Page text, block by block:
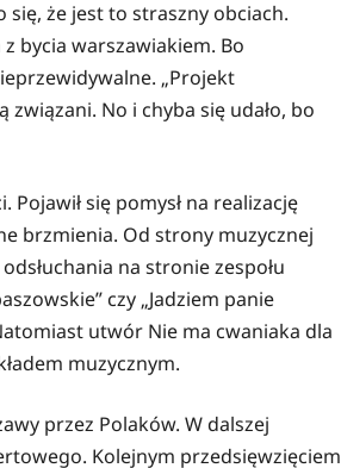
się, że jest to straszny obciach.
bycia warszawiakiem. Bo
„Projekt
związani. No i chyba się udało, bo
się pomysł na realizację
brzmienia. Od strony muzycznej
na stronie zespołu
czy „Jadziem panie
utwór Nie ma cwaniaka dla
muzycznym.
przez Polaków. W dalszej
Kolejnym przedsięwzięciem